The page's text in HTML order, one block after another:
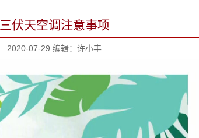
三伏天空调注意事项
2020-07-29 编辑：许小丰